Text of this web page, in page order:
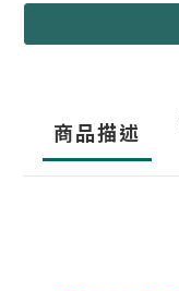
商品描述